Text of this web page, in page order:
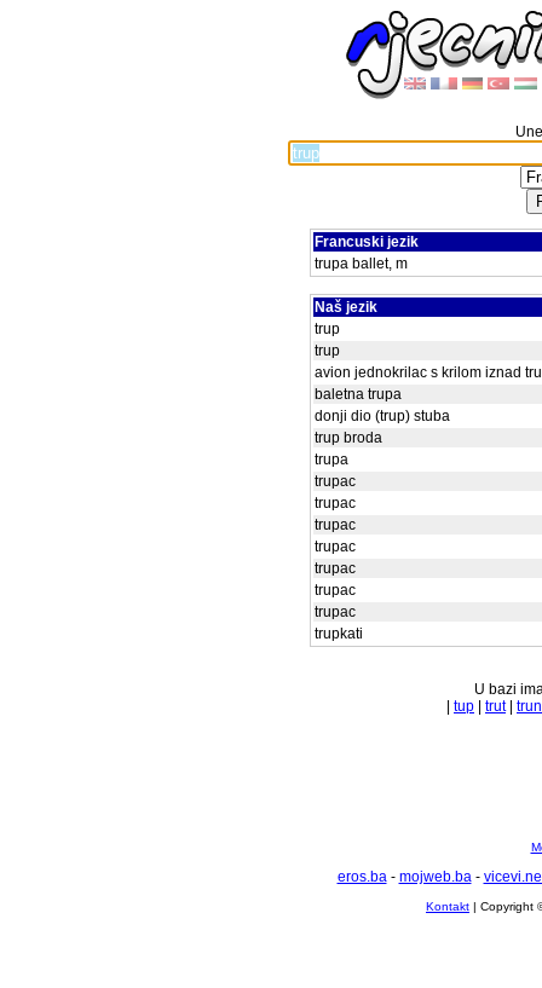
Francuski jezik
trupa ballet, m
Naš jezik
trup
trup
avion jednokrilac s krilom iznad
baletna trupa
donji dio (trup) stuba
trup broda
trupa
trupac
trupac
trupac
trupac
trupac
trupac
trupac
trupkati
U bazi
tup trut| trun
eros.ba- mojweb.ba-
Kontakt | Copyright